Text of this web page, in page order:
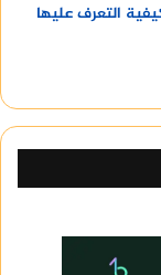
التعرف عليها